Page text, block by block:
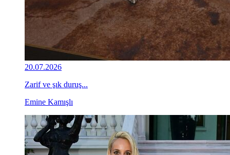
20.07.2026
Zarif ve şık duruş...
Emine Kamışlı